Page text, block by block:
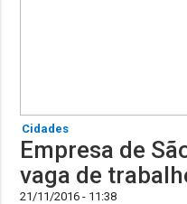
Cidades
Empresa de
vaga de
21/11/2016 - 11:38